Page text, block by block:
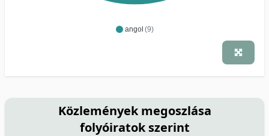
angol (9)
Közlemények megoszlása
folyóiratok szerint